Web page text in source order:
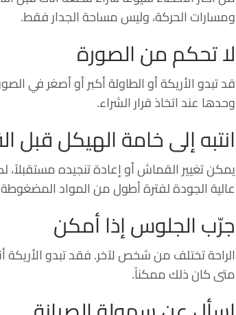
ومسارات الحركة، وليس مساحة الجدار فقط.
لا تحكم من الصورة
قد تبدو الأريكة أو الطاولة أكبر أو أصغر في
وحدها عند اتخاذ قرار الشراء.
انتبه إلى خامة الهيكل قبل
يمكن تغيير القماش أو إعادة تنجيده
عالية الجودة لفترة أطول من المواد
جرّب الجلوس إذا أمكن
الراحة تختلف من شخص لآخر. فقد تبدو الأريكة
متى كان ذلك ممكناً.